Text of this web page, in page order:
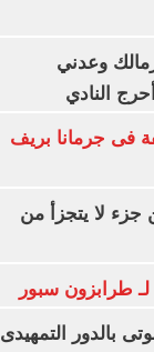
وعدني
النادي
فى جرمانا بريف
جزء لا يتجزأ من
طرابزون سبور
بالدور التمهيدى